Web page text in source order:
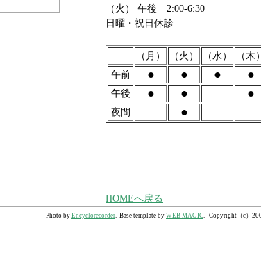
（火） 午後 2:00-6:30
日曜・祝日休診
（月） （火） （水） （木）
午前
● ● ● ●
午後 ● ● ●
夜間 ●
HOMEへ戻る
Photo by Encyclorecorder. Base template by WEB MAGIC. Copyright（c）